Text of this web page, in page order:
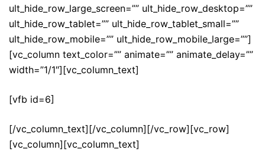
ult_hide_row_large_screen=”” ult_hide_row_desktop=””
ult_hide_row_tablet=”” ult_hide_row_tablet_small=””
ult_hide_row_mobile=”” ult_hide_row_mobile_large=””]
[vc_column text_color=”” animate=”” animate_delay=””
width=”1/1″][vc_column_text]
[vfb id=6]
[/vc_column_text][/vc_column][/vc_row][vc_row]
[vc_column][vc_column_text]